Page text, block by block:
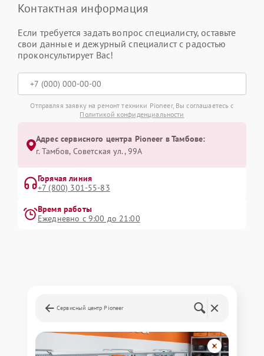
Контактная информация
Если требуется задать вопрос специалисту, оставьте
свои данные и дежурный специалист с радостью
проконсультирует Вас!
Отправляя заявку на ремонт техники Pioneer, Вы соглашаетесь с
Политикой конфиденциальности
Адрес сервисного центра Pioneer в Тамбове:
г. Тамбов, Советская ул., 99А
Горячая линия
+7 (800) 301-55-83
Время работы
Ежедневно с 9:00 до 21:00
Сервисный центр Pioneer